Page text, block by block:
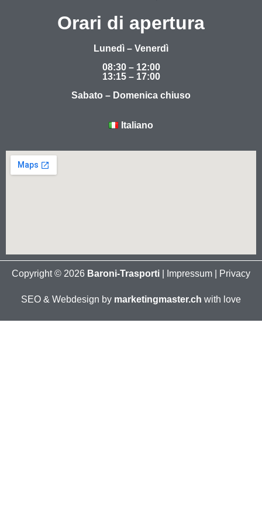
Orari di apertura
Lunedì – Venerdì
08:30 – 12:00
13:15 – 17:00
Sabato – Domenica chiuso
Italiano
Copyright © 2026 Baroni-Trasporti Impressum Privacy
SEO & Webdesign by marketingmaster.ch with love